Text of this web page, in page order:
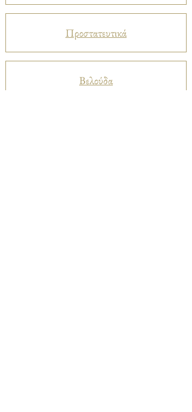
Προστατευτικά
Βελούδα